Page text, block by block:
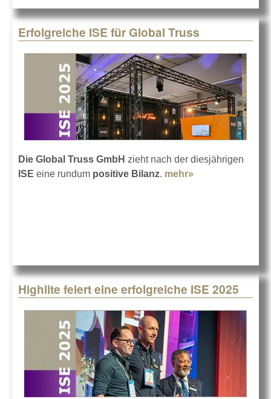
Erfolgreiche ISE für Global Truss
Die Global Truss GmbH zieht nach der diesjährigen
ISE eine rundum positive Bilanz. mehr»
Highlite feiert eine erfolgreiche ISE 2025